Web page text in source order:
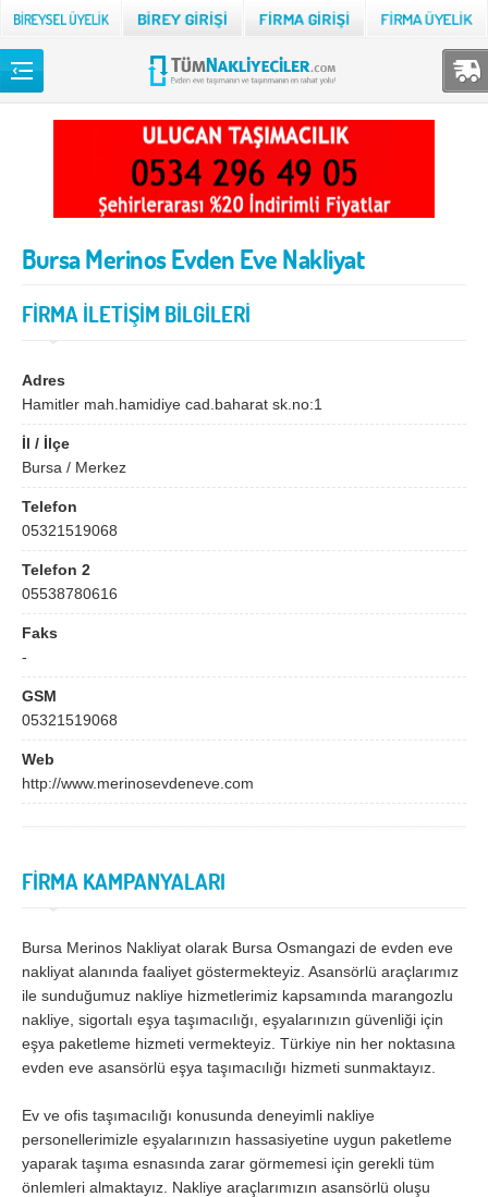
TÜM NAKLİYECİLER
Adıyaman
Ağrı
Aksaray Amasya
Aydın
Bartın Batman
Bayburt
Bolu
Bursa
Çankırı Çorum
Düzce
Elazığ Erzincan
Erzurum Eskişehir
İzmir K.Maraş
Karabük Karaman
Kars
Kırklareli Kırşehir
Kilis Kocaeli
Back
Bursa Merinos Evden Eve Nakliyat
FİRMA İLETİŞİM BİLGİLERİ
Adres
Hamitler mah.hamidiye cad.baharat sk.no:1
İl / İlçe
Bursa / Merkez
Telefon
05321519068
Telefon 2
05538780616
Faks
-
GSM
05321519068
Web
http://www.merinosevdeneve.com
FİRMA KAMPANYALARI
Bursa Merinos Nakliyat olarak Bursa Osmangazi de evden eve
nakliyat alanında faaliyet göstermekteyiz. Asansörlü araçlarımız
ile sunduğumuz nakliye hizmetlerimiz kapsamında marangozlu
nakliye, sigortalı eşya taşımacılığı, eşyalarınızın güvenliği için
eşya paketleme hizmeti vermekteyiz. Türkiye nin her noktasına
evden eve asansörlü eşya taşımacılığı hizmeti sunmaktayız.
Ev ve ofis taşımacılığı konusunda deneyimli nakliye
personellerimizle eşyalarınızın hassasiyetine uygun paketleme
yaparak taşıma esnasında zarar görmemesi için gerekli tüm
önlemleri almaktayız. Nakliye araçlarımızın asansörlü oluşu